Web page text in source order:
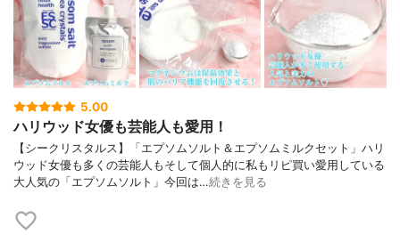
5.00
ハリウッド女優も芸能人も愛用！
【シークリスタルス】「エプソムソルト＆エプソムミルクセット」ハリ
ウッド女優も多くの芸能人もそして個人的に私もリピ買い愛用している
大人気の「エプソムソルト」今回は…続きを見る